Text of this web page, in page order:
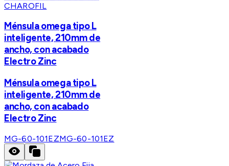
CHAROFIL
Ménsula omega tipo L
inteligente, 210mm de
ancho, con acabado
Electro Zinc
Ménsula omega tipo L
inteligente, 210mm de
ancho, con acabado
Electro Zinc
MG-60-101EZMG-60-101EZ